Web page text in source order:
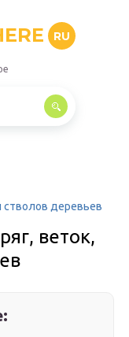
RU
стволов деревьев
веток,